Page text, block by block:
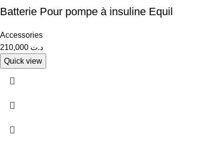
Batterie Pour pompe à insuline Equil
Accessories
د.ت
Quick view